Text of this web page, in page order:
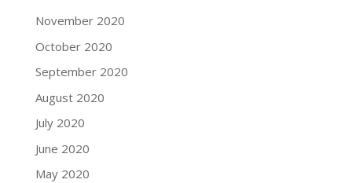
November 2020
October 2020
September 2020
August 2020
July 2020
June 2020
May 2020